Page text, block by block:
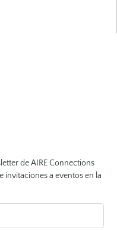
de AIRE Connections
invitaciones a eventos en la